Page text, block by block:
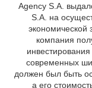
Agency S.A.
S.A. на
экономической
компания
современных
должен был быть
а его